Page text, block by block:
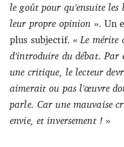
le goût pour qu’ensuite les
leur propre opinion ». Un
plus subjectif. « Le mérite
d’introduire du débat. Par
une critique, le lecteur
aimerait ou pas l’œuvre
parle. Car une mauvaise
envie, et inversement ! »